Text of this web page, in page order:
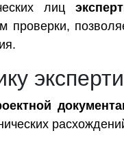
лиц
проверки,